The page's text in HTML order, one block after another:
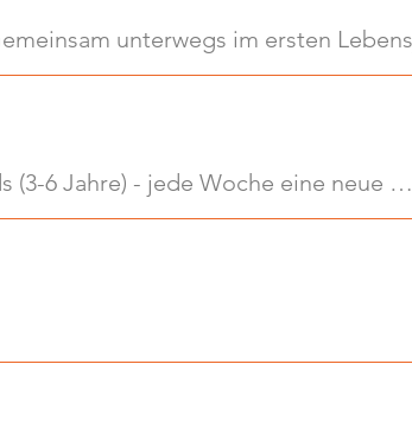
Kreativwerkstatt für Kids (3-6 Jahre) - jede Woche eine neue Aktivität (2)